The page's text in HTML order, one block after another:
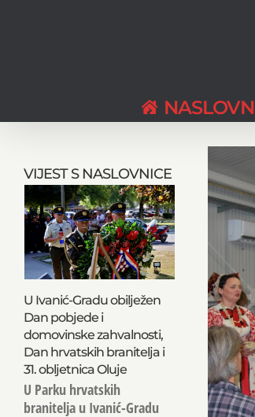
Larger
Image
VIJEST S NASLOVNICE
U Ivanić-Gradu obilježen
Dan pobjede i
domovinske zahvalnosti,
Dan hrvatskih branitelja i
31. obljetnica Oluje
U Parku hrvatskih
branitelja u Ivanić-Gradu